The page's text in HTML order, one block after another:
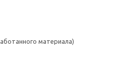
материала)